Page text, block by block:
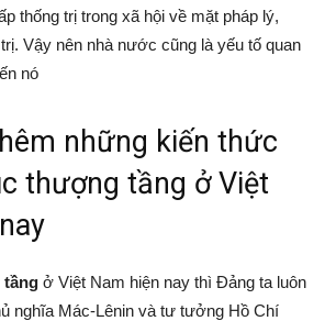
thống trị trong xã hội về mặt pháp lý,
Vậy nên nhà nước cũng là yếu tố quan
nó
những kiến thức
thượng tầng ở Việt
ở Việt Nam hiện nay thì Đảng ta luôn
nghĩa Mác-Lênin và tư tưởng Hồ Chí